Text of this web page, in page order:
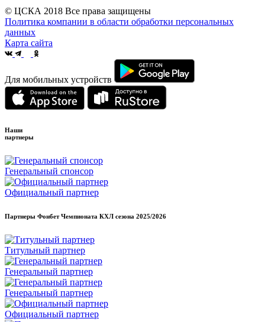
© ЦСКА 2018 Все права защищены
Политика компании в области обработки персональных
данных
Карта сайта
Для мобильных устройств
Наши
партнеры
Генеральный спонсор
Официальный партнер
Партнеры Фонбет Чемпионата КХЛ сезона 2025/2026
Титульный партнер
Генеральный партнер
Генеральный партнер
Официальный партнер